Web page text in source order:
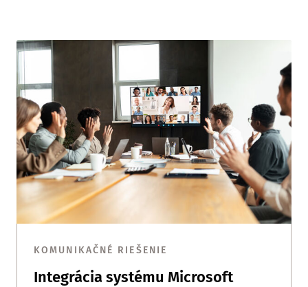
KOMUNIKAČNÉ RIEŠENIE
Integrácia systému Microsoft